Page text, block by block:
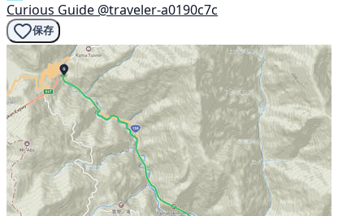
Curious Guide @traveler-a0190c7c
保存